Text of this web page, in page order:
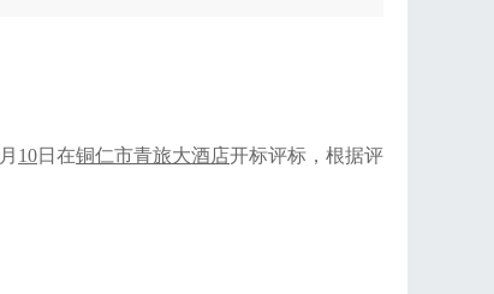
月 10日在铜仁市青旅大酒店开标评标，根据评